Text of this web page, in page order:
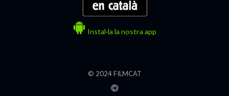
Instal·la la nostra app
© 2024 FILMCAT